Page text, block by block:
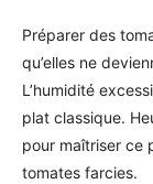
Préparer des
qu’elles ne
L’humidité
plat classique.
pour maîtriser ce
tomates farcies.